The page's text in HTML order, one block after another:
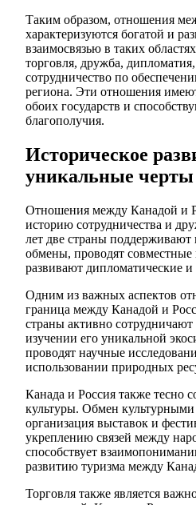
Таким образом, отношения
характеризуются богатой и
взаимосвязью в таких
торговля, дружба, дипломатия,
сотрудничество по
региона. Эти отношения
обоих государств и
благополучия.
Историческое
уникальные черты
Отношения между Канадой и
историю сотрудничества и
лет две страны поддерживают
обмены, проводят совместные
развивают дипломатические и
Одним из важных аспектов
граница между Канадой и
страны активно
изучении его уникальной
проводят научные
использовании природных
Канада и Россия также тесно
культуры. Обмен культурными
организация выставок и
укреплению связей между
способствует
развитию туризма между
Торговля также является